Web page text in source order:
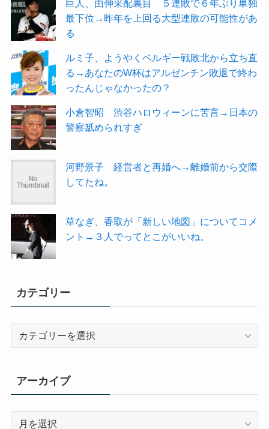
巨人、由伸采配裏目 ５連敗で６年ぶり単独
最下位→昨年を上回る大型連敗の可能性があ
る
ルミ子、ようやくベルギー戦敗北から立ち直
る→あなたのW杯はアルゼンチン敗退で終わ
ったんじゃなかったの？
小倉智昭 渋谷ハロウィーンに苦言→日本の
警察舐められすぎ
河野景子 経営者と再婚へ→離婚前から交際
してたね。
草なぎ、香取が「新しい地図」についてコメ
ント→３人でってとこがいいね。
カテゴリー
ー
アーカイブ